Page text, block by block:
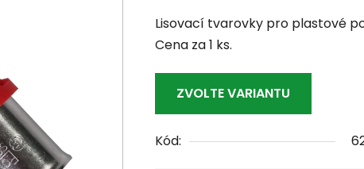
Lisovací tvarovky pro plastové
Cena za 1 ks.
ZVOLTE VARIANTU
Kód: